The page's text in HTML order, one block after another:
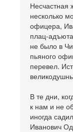
Несчастная
несколько
офицера,
плац-
не было в
пьяного
перевел.
В те дни,
к нам и не
иногда
Иванович